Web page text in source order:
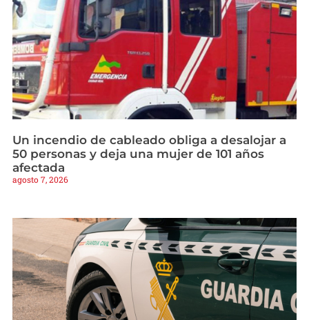
Un incendio de cableado obliga a desalojar a
50 personas y deja una mujer de 101 años
afectada
agosto 7, 2026